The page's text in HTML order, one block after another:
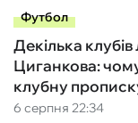
Футбол
6 серпня 22:34
Декілька клубів
Циганкова:
клубну